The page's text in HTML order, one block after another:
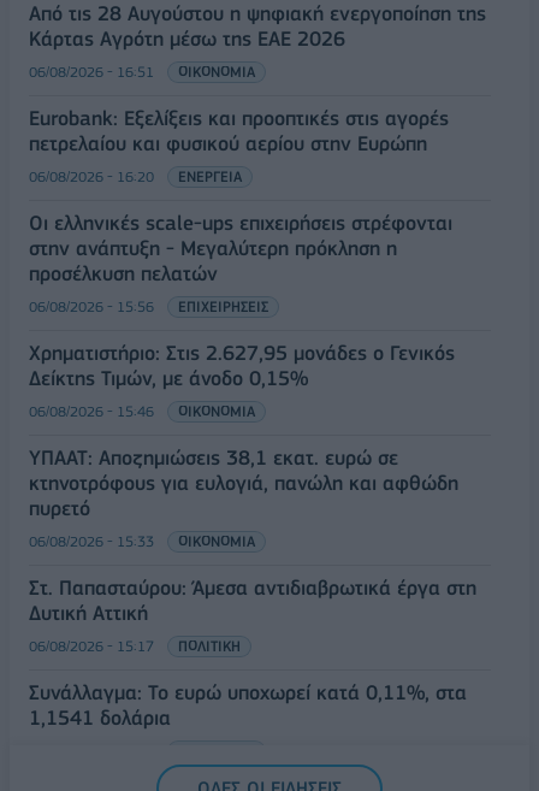
Από τις 28 Αυγούστου η ψηφιακή ενεργοποίηση της
Κάρτας Αγρότη μέσω της ΕΑΕ 2026
06/08/2026 - 16:51 ΟΙΚΟΝΟΜΙΑ
Eurobank: Εξελίξεις και προοπτικές στις αγορές
πετρελαίου και φυσικού αερίου στην Ευρώπη
06/08/2026 - 16:20 ΕΝΕΡΓΕΙΑ
Οι ελληνικές scale-ups επιχειρήσεις στρέφονται
στην ανάπτυξη - Μεγαλύτερη πρόκληση η
προσέλκυση πελατών
06/08/2026 - 15:56 ΕΠΙΧΕΙΡΗΣΕΙΣ
Χρηματιστήριο: Στις 2.627,95 μονάδες ο Γενικός
Δείκτης Τιμών, με άνοδο 0,15%
06/08/2026 - 15:46 ΟΙΚΟΝΟΜΙΑ
ΥΠΑΑΤ: Αποζημιώσεις 38,1 εκατ. ευρώ σε
κτηνοτρόφους για ευλογιά, πανώλη και αφθώδη
πυρετό
06/08/2026 - 15:33 ΟΙΚΟΝΟΜΙΑ
Στ. Παπασταύρου: Άμεσα αντιδιαβρωτικά έργα στη
Δυτική Αττική
06/08/2026 - 15:17 ΠΟΛΙΤΙΚΗ
Συνάλλαγμα: Το ευρώ υποχωρεί κατά 0,11%, στα
1,1541 δολάρια